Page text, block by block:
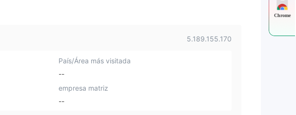
5.189.155.170
País/Área más visitada
--
empresa matriz
--
Chrome